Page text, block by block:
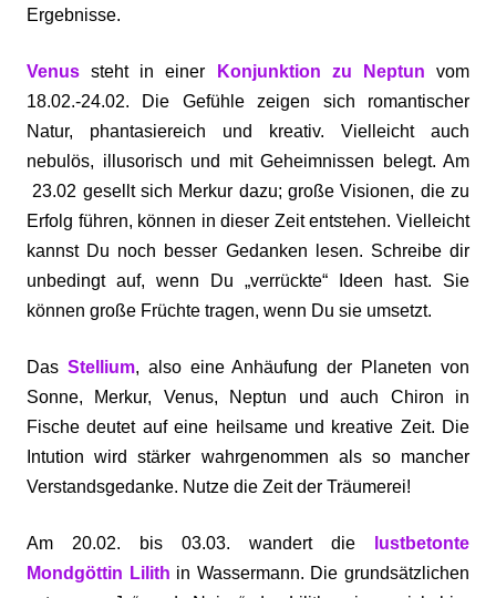
Ergebnisse.
Venus steht in einer Konjunktion zu Neptunvom
18.02.-24.02. Die Gefühle zeigen sich romantischer
Natur, phantasiereich und kreativ. Vielleicht auch
nebulös, illusorisch und mit Geheimnissen belegt. Am
23.02 gesellt sich Merkur dazu; große Visionen, die zu
Erfolg führen, können in dieser Zeit entstehen. Vielleicht
kannst Du noch besser Gedanken lesen. Schreibe dir
unbedingt auf, wenn Du „verrückte“ Ideen hast. Sie
können große Früchte tragen, wenn Du sie umsetzt.
Das Stellium, also eine Anhäufung der Planeten von
Sonne, Merkur, Venus, Neptun und auch Chiron in
Fische deutet auf eine heilsame und kreative Zeit. Die
Intution wird stärker wahrgenommen als so mancher
Verstandsgedanke. Nutze die Zeit der Träumerei!
Am 20.02. bis 03.03. wandert die
lustbetonte
Mondgöttin Lilith in Wassermann. Die grundsätzlichen